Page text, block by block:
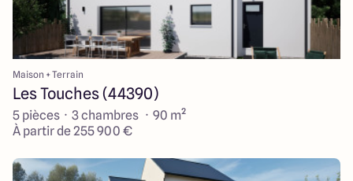
Maison + Terrain
Les Touches (44390)
5 pièces · 3 chambres · 90 m²
À partir de 255 900 €